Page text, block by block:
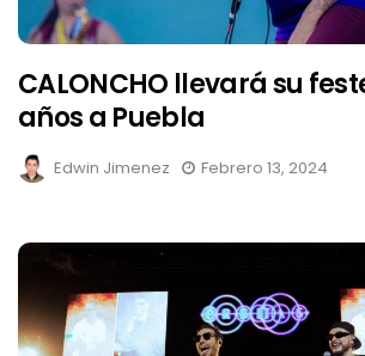
CALONCHO llevará su
años a Puebla
Edwin Jimenez Febrero 13, 2024